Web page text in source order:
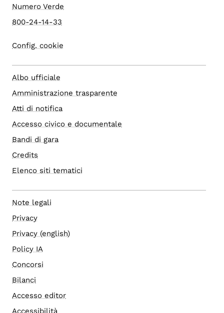
Numero Verde
800-24-14-33
Config. cookie
Albo ufficiale
Amministrazione trasparente
Atti di notifica
Accesso civico e documentale
Bandi di gara
Credits
Elenco siti tematici
Note legali
Privacy
Privacy (english)
Policy IA
Concorsi
Bilanci
Accesso editor
Accessibilità